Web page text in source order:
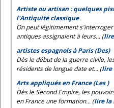
Artiste ou artisan : quelques
l'Antiquité classique
On peut légitimement
antiques assignaient à leurs... (
artistes espagnols à Paris (Des)
Dès le début de la guerre civile,
résidents de longue date et... (lire
Arts appliqués en France (Les )
Dès le Second Empire, les
en France une formation... (lire la